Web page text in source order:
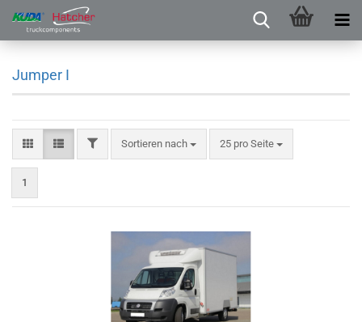
Jumper I
Sortieren nach 25 pro Seite
1